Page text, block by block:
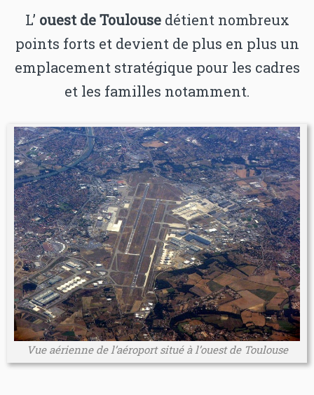
L’ ouest de Toulousedétient nombreux
points forts et devient de plus en plus un
emplacement stratégique pour les cadres
et les familles notamment.
Vue aérienne de l’aéroport situé à l’ouest de Toulouse